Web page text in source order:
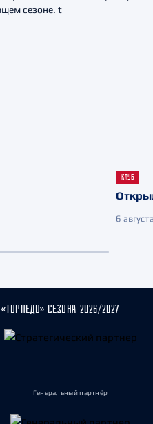
сезоне. t
КЛУБ
6
СЕЗОНА 2026/2027
Генеральный партнёр